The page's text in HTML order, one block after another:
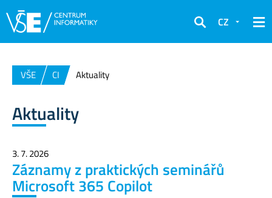
Hledat
CZ
VŠE CI Aktuality
Aktuality
3. 7. 2026
Záznamy z praktických seminářů
Microsoft 365 Copilot